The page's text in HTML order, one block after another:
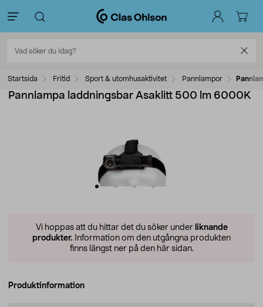
Startsida Fritid Sport & utomhusaktivitet Pannlampor
Pannlampa laddningsbar Asaklitt 500 lm 6000K
Vi hoppas att du hittar det du söker under liknande
produkter. Information om den utgångna produkten
finns längst ner på den här sidan.
Produktinformation